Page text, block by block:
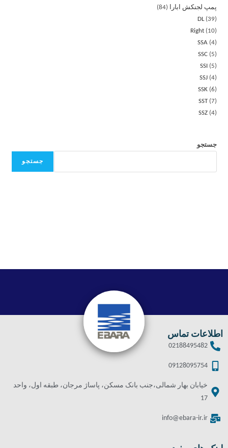
پمپ لجنکش ابارا
84
DL 39
Right
10
SSA 4
SSC
5
SSI
5
SSJ 4
SSK 6
SST 7
SSZ 4
جستجو
جستجو
اطلاعات تماس
02188495482
09128095754
خیابان بهار شمالی،جنب بانک مسکن، پاساژ مرجان، طبقه اول، واحد
17
info@ebara-ir.ir